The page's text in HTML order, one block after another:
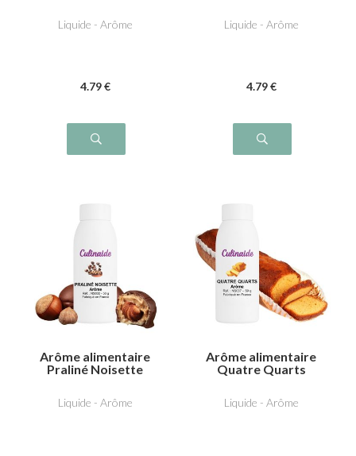
Liquide - Arôme
4.79 €
Liquide - Arôme
4.79 €
Arôme alimentaire
Praliné Noisette
Liquide - Arôme
Arôme alimentaire
Quatre Quarts
Liquide - Arôme